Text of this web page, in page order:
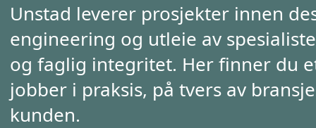
Unstad leverer prosjekter innen
engineering og utleie av
og faglig integritet. Her finner du
jobber i praksis, på tvers av
kunden.